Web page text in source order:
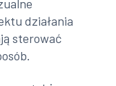
działania
sterować